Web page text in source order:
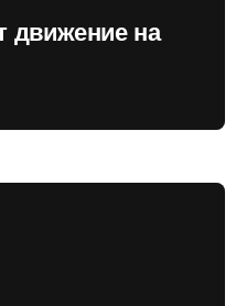
движение на